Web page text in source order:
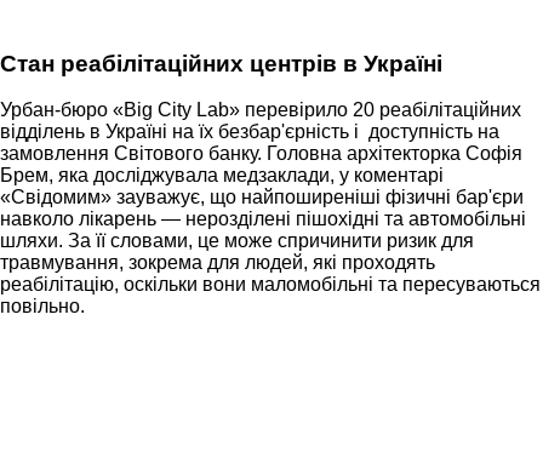
Стан реабілітаційних центрів в Україні
Урбан-бюро «Big City Lab» перевірило 20 реабілітаційних
відділень в Україні на їх безбар'єрність і доступність на
замовлення Світового банку. Головна архітекторка Софія
Брем, яка досліджувала медзаклади, у коментарі
«Свідомим» зауважує, що найпоширеніші фізичні бар'єри
навколо лікарень — нерозділені пішохідні та автомобільні
шляхи. За її словами, це може спричинити ризик для
травмування, зокрема для людей, які проходять
реабілітацію, оскільки вони маломобільні та пересуваються
повільно.